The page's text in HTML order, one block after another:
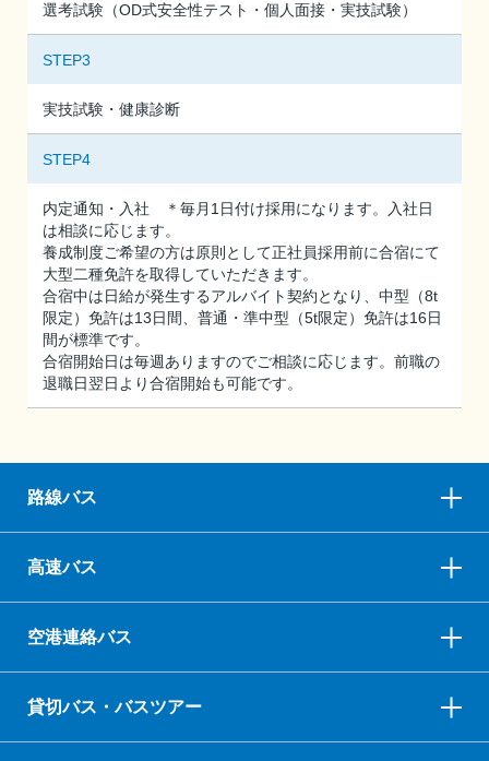
選考試験（OD式安全性テスト・個人面接・実技試験）
STEP3
実技試験・健康診断
STEP4
内定通知・入社 ＊毎月1日付け採用になります。入社日
は相談に応じます。
養成制度ご希望の方は原則として正社員採用前に合宿にて
大型二種免許を取得していただきます。
合宿中は日給が発生するアルバイト契約となり、中型（8t
限定）免許は13日間、普通・準中型（5t限定）免許は16日
間が標準です。
合宿開始日は毎週ありますのでご相談に応じます。前職の
退職日翌日より合宿開始も可能です。
路線バス
高速バス
空港連絡バス
貸切バス・バスツアー